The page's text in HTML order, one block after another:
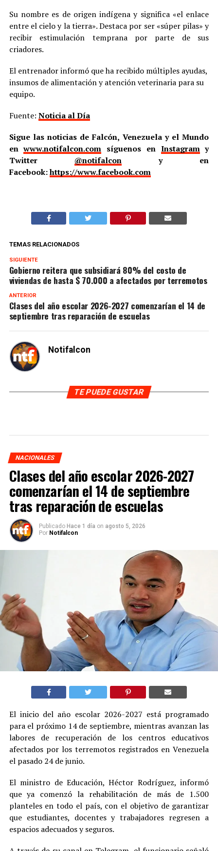
Su nombre es de origen indígena y significa «el enlace
entre el cielo y la tierra». Destaca por ser «súper pilas» y
recibir estimulación temprana por parte de sus
criadores.
El entrenador informó que ha recibido múltiples ayudas,
insumos de alimentación y atención veterinaria para su
equipo.
Fuente: Noticia al Día
Sigue las noticias de Falcón, Venezuela y el Mundo
enwww.notifalcon.com síguenos en Instagramy
Twitter @notifalcony en
Facebook:https://www.facebook.com
TEMAS RELACIONADOS
SIGUIENTE
Gobierno reitera que subsidiará 80% del costo de
viviendas de hasta $ 70.000 a afectados por terremotos
ANTERIOR
Clases del año escolar 2026-2027 comenzarían el 14 de
septiembre tras reparación de escuelas
Notifalcon
TE PUEDE GUSTAR
NACIONALES
Clases del año escolar 2026-2027
comenzarían el 14 de septiembre
tras reparación de escuelas
Publicado Hace 1 día on agosto 5, 2026
Por Notifalcon
El inicio del año escolar 2026-2027 está programado
para el próximo 14 de septiembre, mientras avanzan las
labores de recuperación de los centros educativos
afectados por los terremotos registrados en Venezuela
el pasado 24 de junio.
El ministro de Educación, Héctor Rodríguez, informó
que ya comenzó la rehabilitación de más de 1.500
planteles en todo el país, con el objetivo de garantizar
que estudiantes, docentes y trabajadores regresen a
espacios adecuados y seguros.